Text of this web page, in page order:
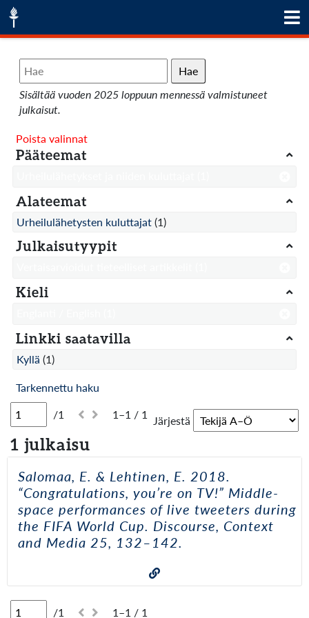
Hae
Sisältää vuoden 2025 loppuun mennessä valmistuneet
julkaisut.
/1 1–1 / 1 Järjestä
1 julkaisu
Salomaa, E. & Lehtinen, E. 2018.
“Congratulations, you’re on TV!” Middle-
space performances of live tweeters during
the FIFA World Cup. Discourse, Context
and Media 25, 132–142.
/1 1–1 / 1
Poista valinnat
Pääteemat
Alateemat
Urheilulähetysten kuluttajat (1)
Julkaisutyypit
Kieli
Linkki saatavilla
Kyllä (1)
Tarkennettu haku